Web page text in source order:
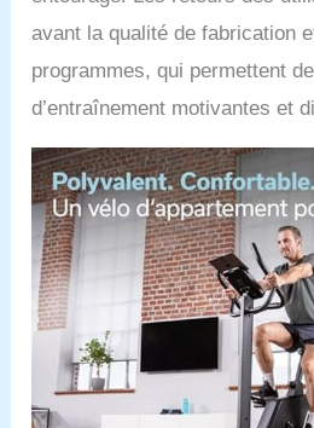
avant la qualité de fabrication
programmes, qui permettent
d’entraînement motivantes et